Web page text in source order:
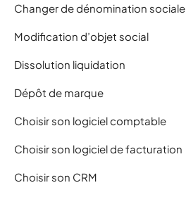
Changer de dénomination sociale
Modification d’objet social
Dissolution liquidation
Dépôt de marque
Choisir son logiciel comptable
Choisir son logiciel de facturation
Choisir son CRM